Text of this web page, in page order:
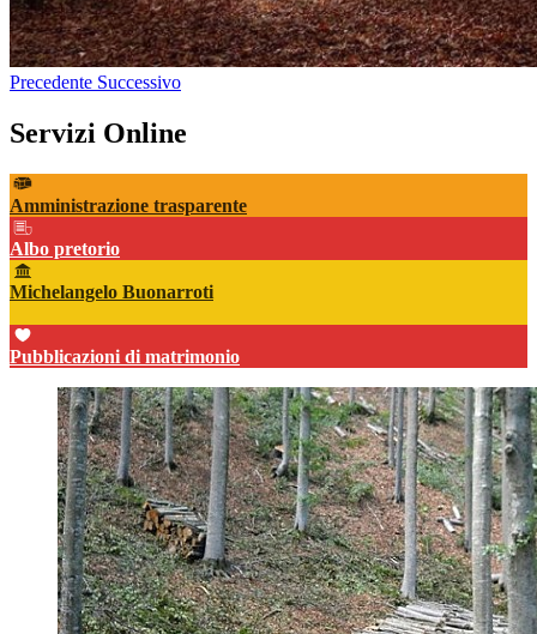
Precedente Successivo
Servizi Online
Amministrazione trasparente
Albo pretorio
Michelangelo Buonarroti
Pubblicazioni di matrimonio